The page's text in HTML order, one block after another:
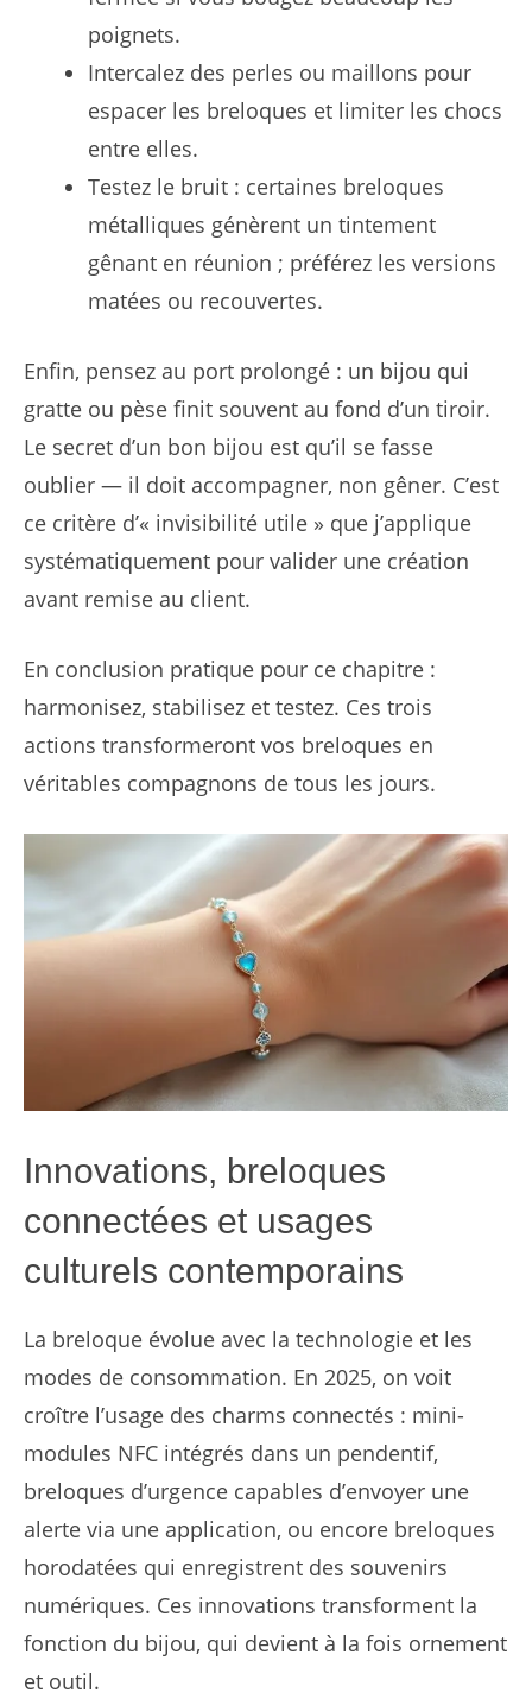
poignets.
Intercalez des perles ou maillons pour
espacer les breloques et limiter les chocs
entre elles.
Testez le bruit : certaines breloques
métalliques génèrent un tintement
gênant en réunion ; préférez les versions
matées ou recouvertes.
Enfin, pensez au port prolongé : un bijou qui
gratte ou pèse finit souvent au fond d’un tiroir.
Le secret d’un bon bijou est qu’il se fasse
oublier — il doit accompagner, non gêner. C’est
ce critère d’« invisibilité utile » que j’applique
systématiquement pour valider une création
avant remise au client.
En conclusion pratique pour ce chapitre :
harmonisez, stabilisez et testez. Ces trois
actions transformeront vos breloques en
véritables compagnons de tous les jours.
Innovations, breloques
connectées et usages
culturels contemporains
La breloque évolue avec la technologie et les
modes de consommation. En 2025, on voit
croître l’usage des charms connectés : mini-
modules NFC intégrés dans un pendentif,
breloques d’urgence capables d’envoyer une
alerte via une application, ou encore breloques
horodatées qui enregistrent des souvenirs
numériques. Ces innovations transforment la
fonction du bijou, qui devient à la fois ornement
et outil.